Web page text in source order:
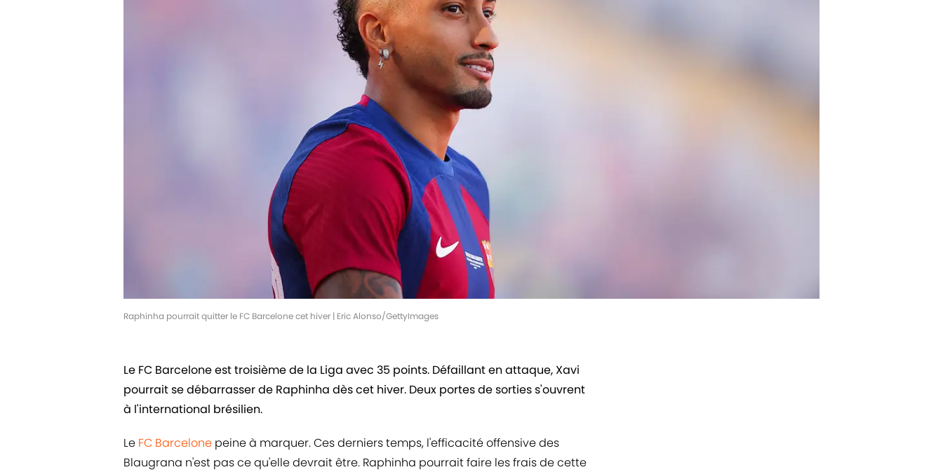
Raphinha pourrait quitter le FC Barcelone cet hiver | Eric Alonso/GettyImages
Le FC Barcelone est troisième de la Liga avec 35 points. Défaillant en attaque, Xavi
pourrait se débarrasser de Raphinha dès cet hiver. Deux portes de sorties s'ouvrent
à l'international brésilien.
Le FC Barcelone peine à marquer. Ces derniers temps, l'efficacité offensive des
Blaugrana n'est pas ce qu'elle devrait être. Raphinha pourrait faire les frais de cette